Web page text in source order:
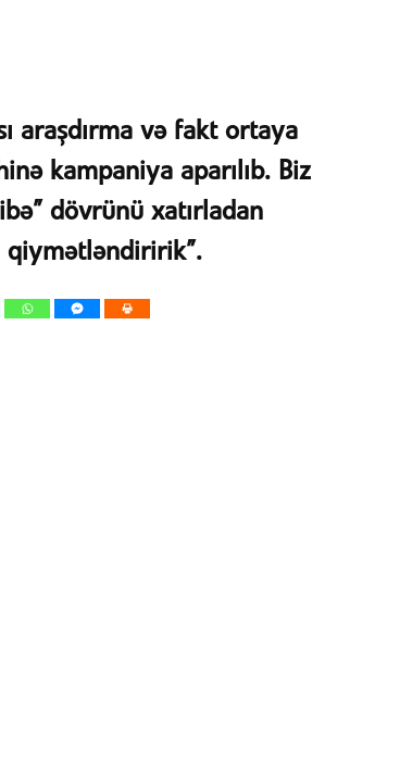
araşdırma və fakt ortaya
kampaniya aparılıb. Biz
dövrünü xatırladan
qiymətləndiririk”.